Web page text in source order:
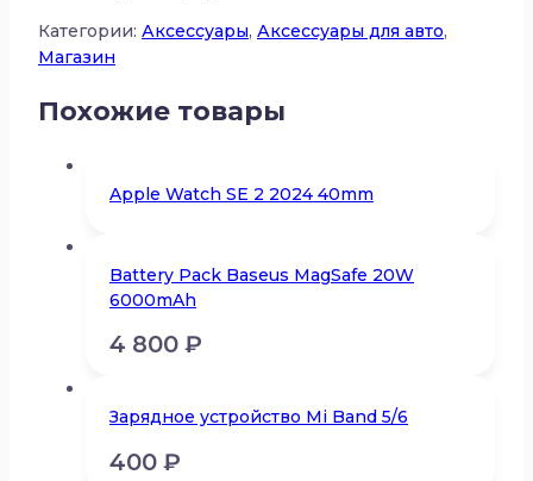
Категории: Аксессуары, Аксессуары для авто,
Магазин
Похожие товары
Apple Watch SE 2 2024 40mm
Battery Pack Baseus MagSafe 20W
6000mAh
4 800 ₽
Зарядное устройство Mi Band 5/6
400 ₽